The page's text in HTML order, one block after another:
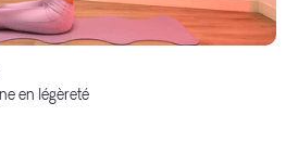
en légèreté